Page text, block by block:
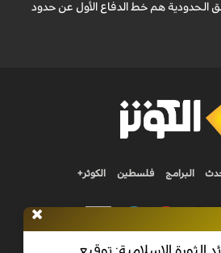
الحدودية هم خط الدفاع الأول عن حدود
البرامج فلسطين الكوثر+